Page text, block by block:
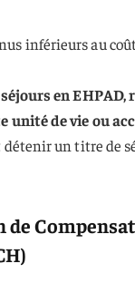
inférieurs au
en EHPAD,
unité de vie ou
un titre de
de